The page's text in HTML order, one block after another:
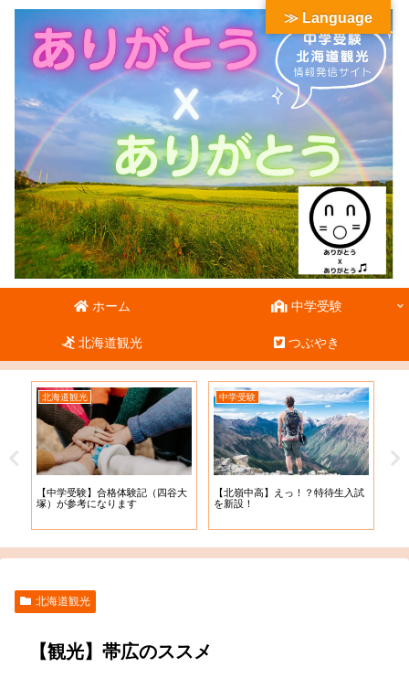
ホーム 中学受験
北海道観光 つぶやき
北海道観光
【中学受験】合格体験記（四谷大
塚）が参考になります
中学受験
【北嶺中高】えっ！？特待生入試
を新設！
北海道観光
【観光】帯広のススメ
≫ Language